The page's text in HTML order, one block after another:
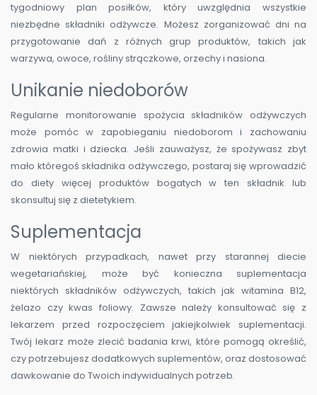
tygodniowy plan posiłków, który uwzględnia wszystkie
niezbędne składniki odżywcze. Możesz zorganizować dni na
przygotowanie dań z różnych grup produktów, takich jak
warzywa, owoce, rośliny strączkowe, orzechy i nasiona.
Unikanie niedoborów
Regularne monitorowanie spożycia składników odżywczych
może pomóc w zapobieganiu niedoborom i zachowaniu
zdrowia matki i dziecka. Jeśli zauważysz, że spożywasz zbyt
mało któregoś składnika odżywczego, postaraj się wprowadzić
do diety więcej produktów bogatych w ten składnik lub
skonsultuj się z dietetykiem.
Suplementacja
W niektórych przypadkach, nawet przy starannej diecie
wegetariańskiej, może być konieczna suplementacja
niektórych składników odżywczych, takich jak witamina B12,
żelazo czy kwas foliowy. Zawsze należy konsultować się z
lekarzem przed rozpoczęciem jakiejkolwiek suplementacji.
Twój lekarz może zlecić badania krwi, które pomogą określić,
czy potrzebujesz dodatkowych suplementów, oraz dostosować
dawkowanie do Twoich indywidualnych potrzeb.